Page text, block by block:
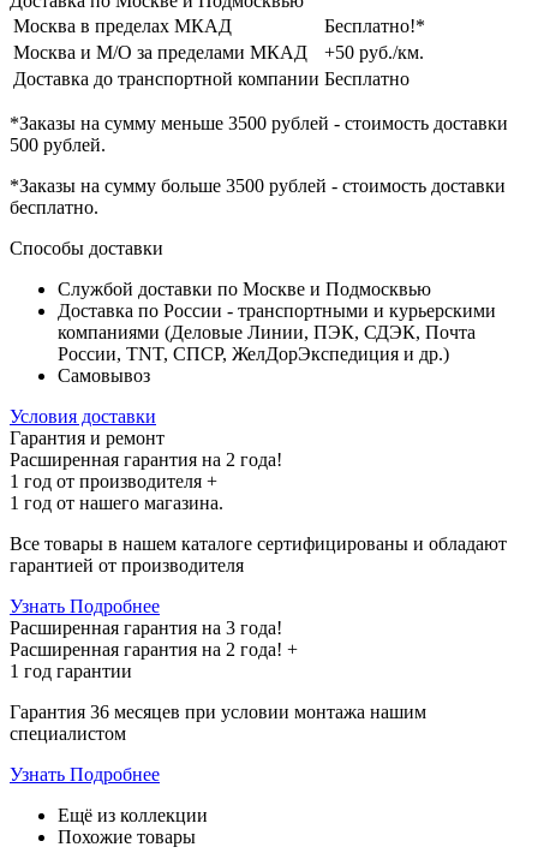
Москва в пределах МКАД
Бесплатно!*
Москва и М/О за пределами МКАД
+50 руб./км.
Доставка до транспортной компании Бесплатно
*Заказы на сумму меньше 3500 рублей - стоимость доставки
500 рублей.
*Заказы на сумму больше 3500 рублей - стоимость доставки
бесплатно.
Способы доставки
Службой доставки по Москве и Подмосквью
Доставка по России - транспортными и курьерскими
компаниями (Деловые Линии, ПЭК, СДЭК, Почта
России, TNT, СПСР, ЖелДорЭкспедиция и др.)
Самовывоз
Условия доставки
Гарантия и ремонт
Расширенная гарантия на 2 года!
1 год от производителя +
1 год от нашего магазина.
Все товары в нашем каталоге сертифицированы и обладают
гарантией от производителя
Узнать Подробнее
Расширенная гарантия на 3 года!
Расширенная гарантия на 2 года! +
1 год гарантии
Гарантия 36 месяцев при условии монтажа нашим
специалистом
Узнать Подробнее
Ещё из коллекции
Похожие товары